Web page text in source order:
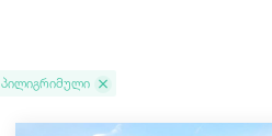
პილიგრიმული